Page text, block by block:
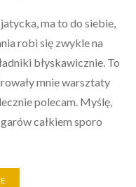
ma to do siebie,
robi się zwykle na
błyskawicznie. To
mnie warsztaty
polecam. Myślę,
całkiem sporo